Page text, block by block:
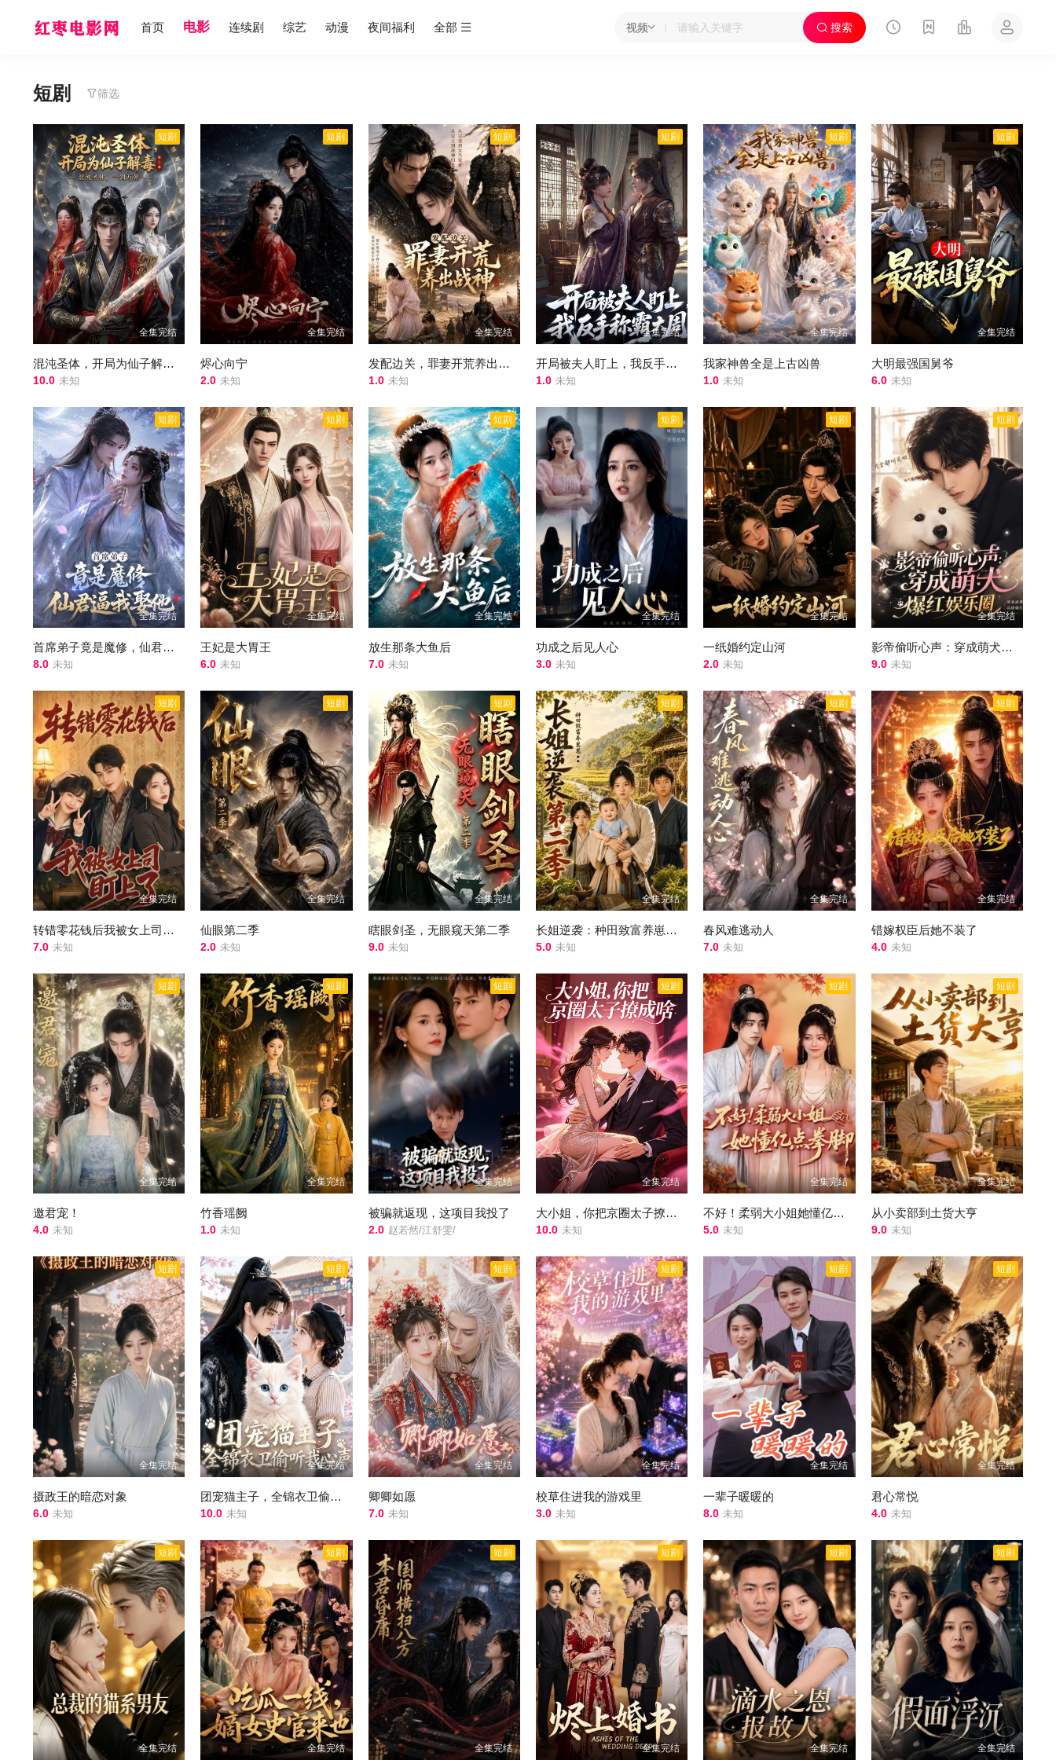
视频 搜索
首页 电影 连续剧 综艺 动漫 夜间福利 全部
短剧 筛选
短剧
全集完结
混沌圣体，开局为仙子解毒第二季
10.0 未知
短剧
全集完结
烬心向宁
2.0 未知
短剧
全集完结
发配边关，罪妻开荒养出战神第三季
1.0 未知
短剧
全集完结
开局被夫人盯上，我反手称霸大周
1.0 未知
短剧
全集完结
我家神兽全是上古凶兽
1.0 未知
短剧
全集完结
大明最强国舅爷
6.0 未知
短剧
全集完结
首席弟子竟是魔修，仙君逼我娶他
8.0 未知
短剧
全集完结
王妃是大胃王
6.0 未知
短剧
全集完结
放生那条大鱼后
7.0 未知
短剧
全集完结
功成之后见人心
3.0 未知
短剧
全集完结
一纸婚约定山河
2.0 未知
短剧
全集完结
影帝偷听心声：穿成萌犬爆红娱乐圈
9.0 未知
短剧
全集完结
转错零花钱后我被女上司盯上了
7.0 未知
短剧
全集完结
仙眼第二季
2.0 未知
短剧
全集完结
瞎眼剑圣，无眼窥天第二季
9.0 未知
短剧
全集完结
长姐逆袭：种田致富养崽崽第二季
5.0 未知
短剧
全集完结
春风难逃动人
7.0 未知
短剧
全集完结
错嫁权臣后她不装了
4.0 未知
短剧
全集完结
邀君宠！
4.0 未知
短剧
全集完结
竹香瑶阙
1.0 未知
短剧
全集完结
被骗就返现，这项目我投了
2.0 赵若然/江舒雯/
短剧
全集完结
大小姐，你把京圈太子撩成啥
10.0 未知
短剧
全集完结
不好！柔弱大小姐她懂亿点拳脚
5.0 未知
短剧
全集完结
从小卖部到土货大亨
9.0 未知
短剧
全集完结
摄政王的暗恋对象
6.0 未知
短剧
全集完结
团宠猫主子，全锦衣卫偷听我心声
10.0 未知
短剧
全集完结
卿卿如愿
7.0 未知
短剧
全集完结
校草住进我的游戏里
3.0 未知
短剧
全集完结
一辈子暖暖的
8.0 未知
短剧
全集完结
君心常悦
4.0 未知
短剧
全集完结
短剧
全集完结
短剧
全集完结
短剧
全集完结
短剧
全集完结
短剧
全集完结